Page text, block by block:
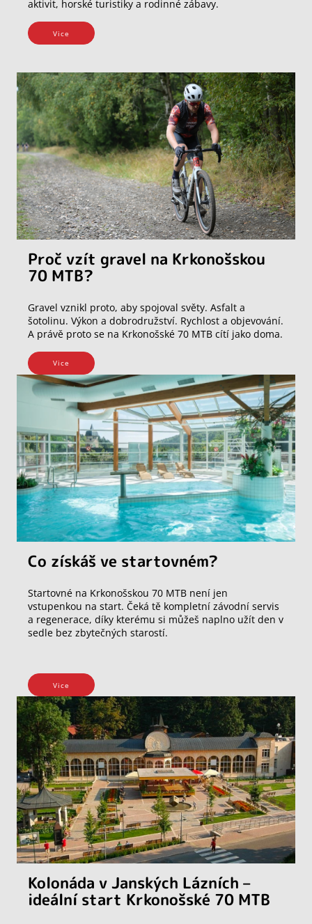
aktivit, horské turistiky a rodinné zábavy.
Vice
Proč vzít gravel na Krkonošskou
70 MTB?
Gravel vznikl proto, aby spojoval světy. Asfalt a
šotolinu. Výkon a dobrodružství. Rychlost a objevování.
A právě proto se na Krkonošské 70 MTB cítí jako doma.
Vice
Co získáš ve startovném?
Startovné na Krkonošskou 70 MTB není jen
vstupenkou na start. Čeká tě kompletní závodní servis
a regenerace, díky kterému si můžeš naplno užít den v
sedle bez zbytečných starostí.
Vice
Kolonáda v Janských Lázních –
ideální start Krkonošské 70 MTB